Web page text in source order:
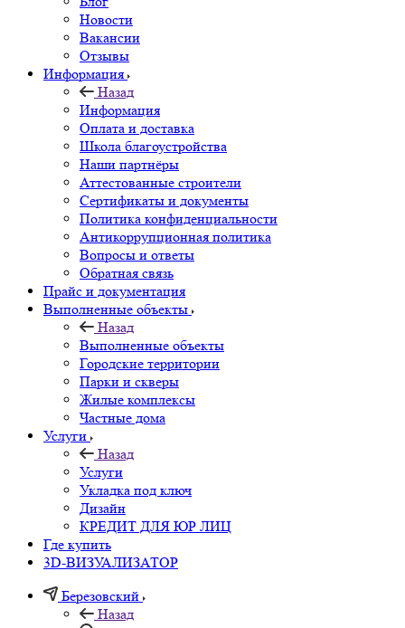
Новости
Вакансии
Отзывы
Информация
Назад
Информация
Оплата и доставка
Школа благоустройства
Наши партнёры
Аттестованные строители
Сертификаты и документы
Политика конфиденциальности
Антикоррупционная политика
Вопросы и ответы
Обратная связь
Прайс и документация
Выполненные объекты
Назад
Выполненные объекты
Городские территории
Парки и скверы
Жилые комплексы
Частные дома
Услуги
Назад
Услуги
Укладка под ключ
Дизайн
КРЕДИТ ДЛЯ ЮР ЛИЦ
Где купить
3D-ВИЗУАЛИЗАТОР
Березовский
Назад